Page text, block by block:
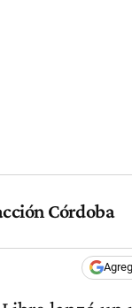
Córdoba